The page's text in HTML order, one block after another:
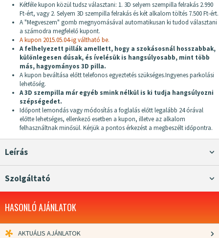
Kétféle kupon közül tudsz választani: 1. 3D selyem szempilla felrakás 2.990
Ft-ért, vagy 2. Selyem 3D szempilla felrakás és két alkalom töltés 7.500 Ft-ért.
A "Megveszem" gomb megnyomásával automatikusan ki tudod választani
a számodra megfelelő kupont.
A kupon 2015.05.04-ig váltható be.
A felhelyezett pillák amellett, hogy a szokásosnál hosszabbak,
különlegesen dúsak, és ívelésük is hangsúlyosabb, mint több
más, hagyományos 3D pilla.
A kupon beváltása előtt telefonos egyeztetés szükséges.Ingyenes parkolási
lehetőség.
A 3D szempilla már egyéb smink nélkül is ki tudja hangsúlyozni
szépségedet.
Időpont lemondás vagy módosítás a foglalás előtt legalább 24 órával
előtte lehetséges, ellenkező esetben a kupon, illetve az alkalom
felhasználtnak minősül. Kérjük a pontos érkezést a megbeszélt időpontra.
Leírás
Szolgáltató
HASONLÓ AJÁNLATOK
AKTUÁLIS AJÁNLATOK